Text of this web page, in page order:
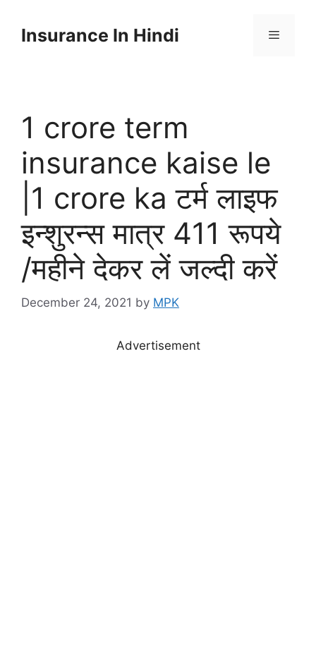
contentInsurance In Hindi
1 crore term
insurance kaise le
|1 crore ka टर्म लाइफ
इन्शुरन्स मात्र 411 रूपये
/महीने देकर लें जल्दी करें
December 24, 2021 by MPK
Advertisement